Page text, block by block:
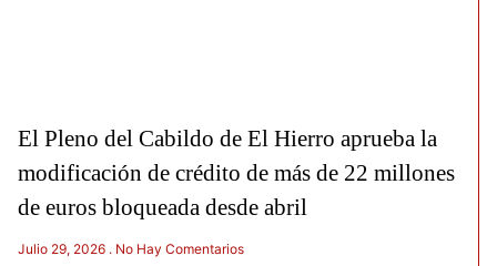
El Pleno del Cabildo de El Hierro aprueba la
modificación de crédito de más de 22 millones
de euros bloqueada desde abril
Julio 29, 2026 No Hay Comentarios